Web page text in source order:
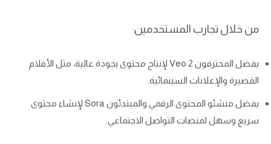
من خلال تجارب المستخدمين:
يفضل المحترفون Veo 2 لإنتاج محتوى بجودة عالية، مثل الأفلام
القصيرة والإعلانات السينمائية.
يفضل منشئو المحتوى الرقمي والمبتدئون Sora لإنشاء محتوى
سريع وسهل لمنصات التواصل الاجتماعي.